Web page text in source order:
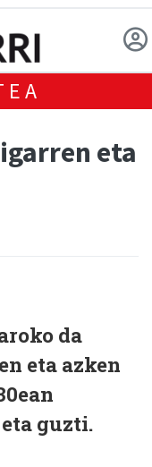
eta
da
eta azken
guzti.